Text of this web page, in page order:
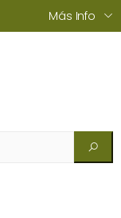
Más Info